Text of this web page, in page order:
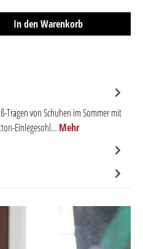
Wert ein oder
In den Warenkorb
von Schuhen im Sommer mit
Einlegesohl… Mehr